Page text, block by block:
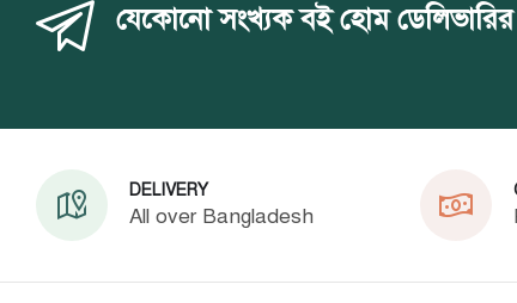
যেকোনো সংখ্যক বই হোম ডেলিভারির
DELIVERY
All over Bangladesh